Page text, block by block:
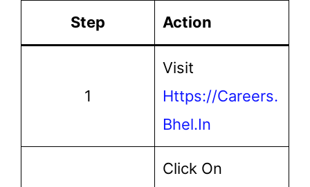
Step Action
1
Visit
Https://careers.
Bhel.in
Click On